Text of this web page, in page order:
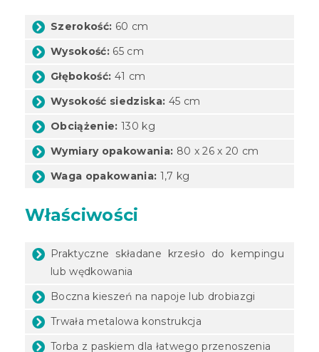
Szerokość: 60 cm
Wysokość: 65 cm
Głębokość: 41 cm
Wysokość siedziska: 45 cm
Obciążenie: 130 kg
Wymiary opakowania: 80 x 26 x 20 cm
Waga opakowania: 1,7 kg
Właściwości
Praktyczne składane krzesło do kempingu
lub wędkowania
Boczna kieszeń na napoje lub drobiazgi
Trwała metalowa konstrukcja
Torba z paskiem dla łatwego przenoszenia